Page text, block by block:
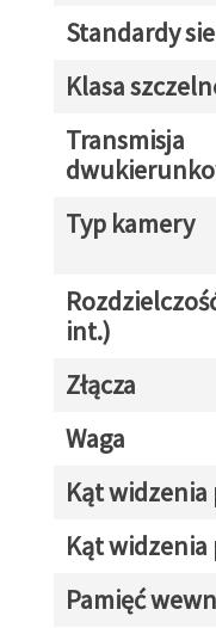
Standardy
Klasa
Transmisja
Typ kamery
int.)
Złącza
Waga
Kąt widzenia
Kąt
Pamięć